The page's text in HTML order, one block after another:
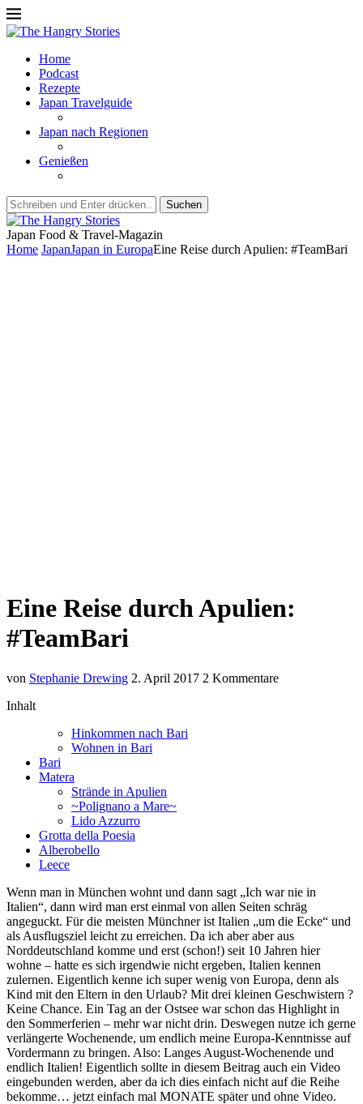
Home
Podcast
Rezepte
Japan Travelguide
Japan nach Regionen
Genießen
Suchen
Japan Food & Travel-Magazin
Home JapanJapan in EuropaEine Reise durch Apulien: #TeamBari
Eine Reise durch Apulien:
#TeamBari
von Stephanie Drewing 2. April 2017 2 Kommentare
Inhalt
Hinkommen nach Bari
Wohnen in Bari
Bari
Matera
Strände in Apulien
~Polignano a Mare~
Lido Azzurro
Grotta della Poesia
Alberobello
Leece
Wenn man in München wohnt und dann sagt „Ich war nie in
Italien“, dann wird man erst einmal von allen Seiten schräg
angeguckt. Für die meisten Münchner ist Italien „um die Ecke“ und
als Ausflugsziel leicht zu erreichen. Da ich aber aber aus
Norddeutschland komme und erst (schon!) seit 10 Jahren hier
wohne – hatte es sich irgendwie nicht ergeben, Italien kennen
zulernen. Eigentlich kenne ich super wenig von Europa, denn als
Kind mit den Eltern in den Urlaub? Mit drei kleinen Geschwistern ?
Keine Chance. Ein Tag an der Ostsee war schon das Highlight in
den Sommerferien – mehr war nicht drin. Deswegen nutze ich gerne
verlängerte Wochenende, um endlich meine Europa-Kenntnisse auf
Vordermann zu bringen. Also: Langes August-Wochenende und
endlich Italien! Eigentlich sollte in diesem Beitrag auch ein Video
eingebunden werden, aber da ich dies einfach nicht auf die Reihe
bekomme… jetzt einfach mal MONATE später und ohne Video.